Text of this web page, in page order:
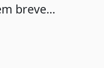
breve...